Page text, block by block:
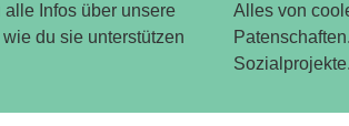
Infos über unsere
du sie unterstützen
Alles von
Sozialprojekte.